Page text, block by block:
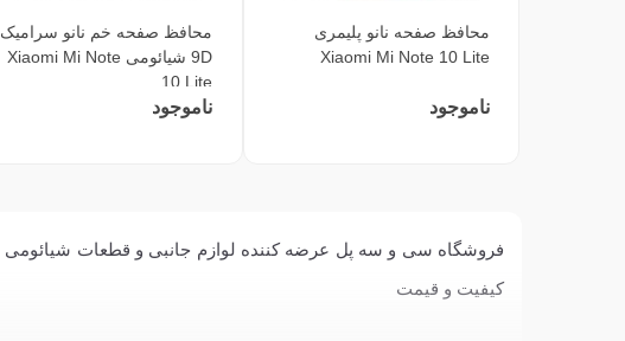
محافظ صفحه نانو پلیمری
Xiaomi Mi Note 10 Lite
ناموجود
محافظ صفحه خم نانو سرامیک
9D شیائومی Xiaomi Mi Note
10 Lite
ناموجود
کیفیت و قیمت